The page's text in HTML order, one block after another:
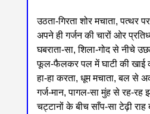
उठता-गिरता शोर मचाता, पत्थर
अपने ही गर्जन की चारों ओर
घबराता-सा, शिला-गोद से नीचे
फूल-फैलकर पल में घाटी की खाई
हा-हा करता, धूम मचाता, बल से
गर्ज-मान, पागल-सा मुंह से रह-रह
चट्टानों के बीच साँप-सा टेढ़ी राह